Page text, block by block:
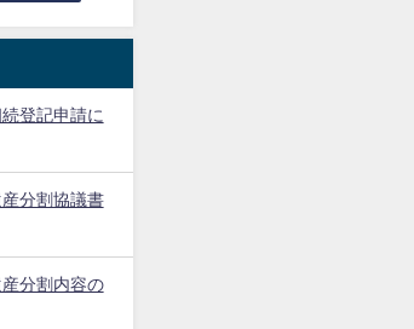
登記申請に
分割協議書
分割内容の